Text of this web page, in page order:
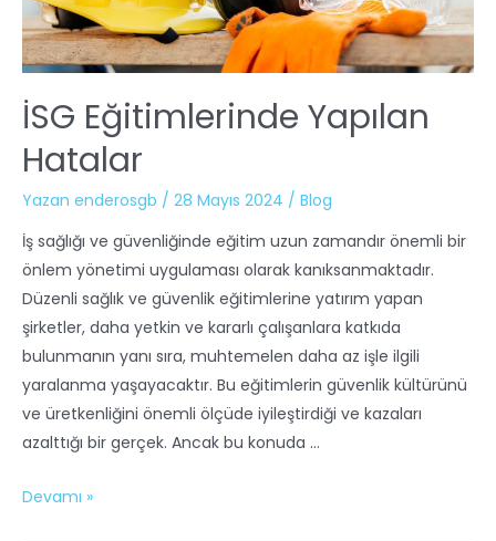
İSG Eğitimlerinde Yapılan
Hatalar
Yazan enderosgb / 28 Mayıs 2024 / Blog
İş sağlığı ve güvenliğinde eğitim uzun zamandır önemli bir
önlem yönetimi uygulaması olarak kanıksanmaktadır.
Düzenli sağlık ve güvenlik eğitimlerine yatırım yapan
şirketler, daha yetkin ve kararlı çalışanlara katkıda
bulunmanın yanı sıra, muhtemelen daha az işle ilgili
yaralanma yaşayacaktır. Bu eğitimlerin güvenlik kültürünü
ve üretkenliğini önemli ölçüde iyileştirdiği ve kazaları
azalttığı bir gerçek. Ancak bu konuda …
Devamı »